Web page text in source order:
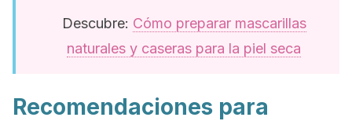
Descubre: Cómo preparar mascarillas
naturales y caseras para la piel seca
Recomendaciones para